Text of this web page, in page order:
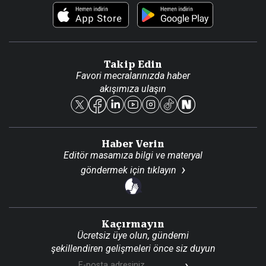
Foto Haber
Künye
Reklam Ver
Takip Edin
Favori mecralarınızda haber
akışımıza ulaşın
Haber Verin
Editör masamıza bilgi ve materyal
göndermek için tıklayın
Kaçırmayın
Ücretsiz üye olun, gündemi
şekillendiren gelişmeleri önce siz duyun